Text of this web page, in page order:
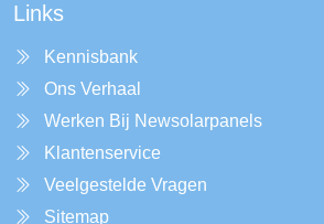
Links
Kennisbank
Ons Verhaal
Werken Bij Newsolarpanels
Klantenservice
Veelgestelde Vragen
Sitemap